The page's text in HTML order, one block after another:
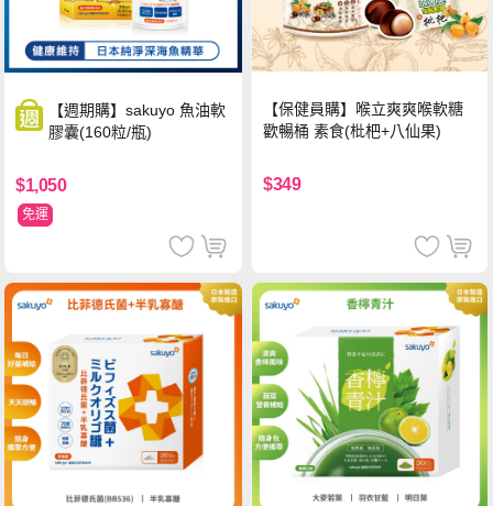
【週期購】sakuyo 魚油軟
膠囊(160粒/瓶)
$1,050
免運
【保健員購】喉立爽爽喉軟糖
歡暢桶 素食(枇杷+八仙果)
$349